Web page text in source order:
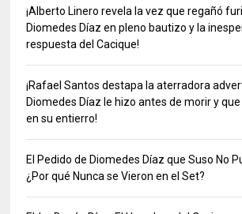
¡Alberto Linero revela la vez que regañó
Diomedes Díaz en pleno bautizo y la
respuesta del Cacique!
¡Rafael Santos destapa la aterradora
Diomedes Díaz le hizo antes de morir y
en su entierro!
El Pedido de Diomedes Díaz que Suso No
¿Por qué Nunca se Vieron en el Set?